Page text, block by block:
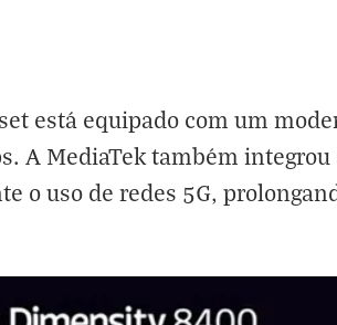
está equipado com um
A MediaTek também
o uso de redes 5G,